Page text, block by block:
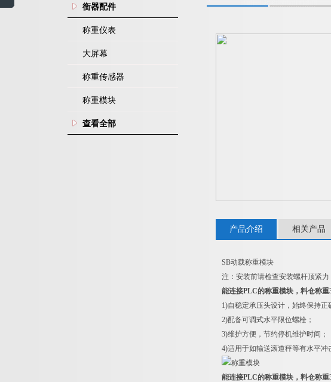
衡器配件
称重仪表
大屏幕
称重传感器
称重模块
查看全部
产品介绍 相关产品
SB动载称重模块
注：安装前请检查安装螺杆顶紧力
能连接PLC的称重模块，料仓称重
1)自稳定承压头设计，始终保持正
2)配备可调式水平限位螺栓；
3)维护方便，节约停机维护时间；
4)适用于如输送滚道秤等有水平冲
能连接PLC的称重模块，料仓称重